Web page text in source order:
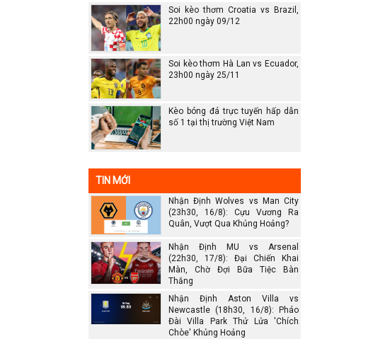
Soi kèo thơm Croatia vs Brazil,
22h00 ngày 09/12
Soi kèo thơm Hà Lan vs Ecuador,
23h00 ngày 25/11
Kèo bóng đá trực tuyến hấp dẫn
số 1 tại thị trường Việt Nam
TIN MỚI
Nhận Định Wolves vs Man City
(23h30, 16/8): Cựu Vương Ra
Quân, Vượt Qua Khủng Hoảng?
Nhận Định MU vs Arsenal
(22h30, 17/8): Đại Chiến Khai
Màn, Chờ Đợi Bữa Tiệc Bàn
Thắng
Nhận Định Aston Villa vs
Newcastle (18h30, 16/8): Pháo
Đài Villa Park Thử Lửa 'Chích
Chòe' Khủng Hoảng